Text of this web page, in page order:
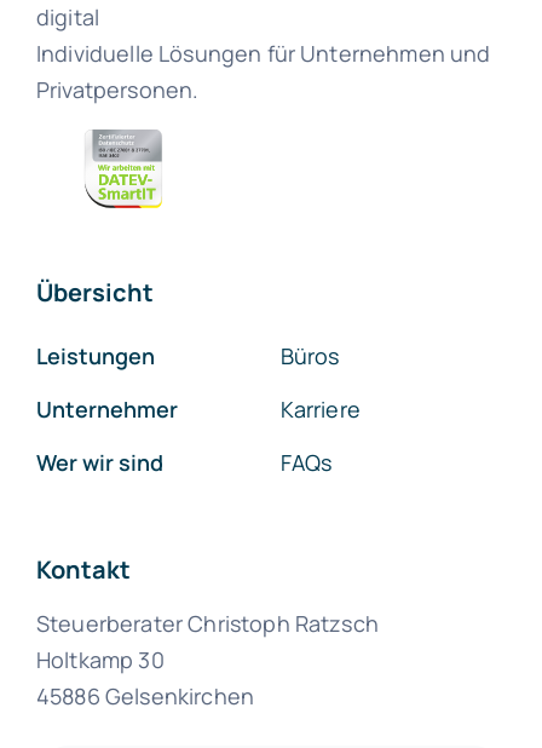
digital
Individuelle Lösungen für Unternehmen und
Privatpersonen.
Übersicht
Leistungen
Unternehmer
Wer wir sind
Büros
Karriere
FAQs
Kontakt
Steuerberater Christoph Ratzsch
Holtkamp 30
45886 Gelsenkirchen